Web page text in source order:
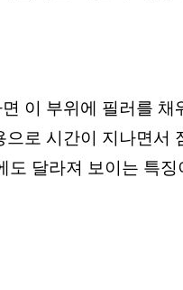
이 부위에 필러를
로 시간이 지나면서
달라져 보이는 특